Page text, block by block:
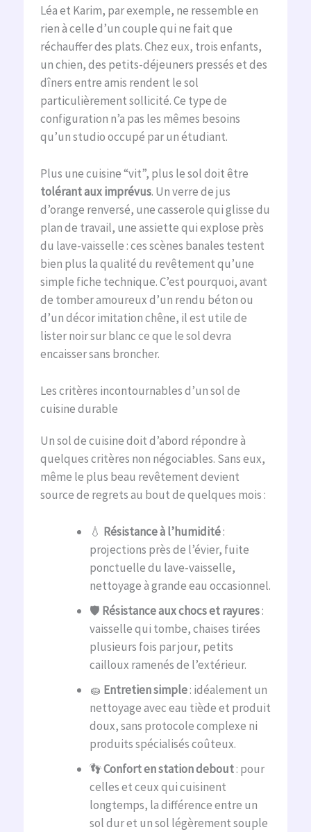
Léa et Karim, par exemple, ne ressemble en
rien à celle d’un couple qui ne fait que
réchauffer des plats. Chez eux, trois enfants,
un chien, des petits-déjeuners pressés et des
dîners entre amis rendent le sol
particulièrement sollicité. Ce type de
configuration n’a pas les mêmes besoins
qu’un studio occupé par un étudiant.
Plus une cuisine “vit”, plus le sol doit être
tolérant aux imprévus. Un verre de jus
d’orange renversé, une casserole qui glisse du
plan de travail, une assiette qui explose près
du lave-vaisselle : ces scènes banales testent
bien plus la qualité du revêtement qu’une
simple fiche technique. C’est pourquoi, avant
de tomber amoureux d’un rendu béton ou
d’un décor imitation chêne, il est utile de
lister noir sur blanc ce que le sol devra
encaisser sans broncher.
Les critères incontournables d’un sol de
cuisine durable
Un sol de cuisine doit d’abord répondre à
quelques critères non négociables. Sans eux,
même le plus beau revêtement devient
source de regrets au bout de quelques mois :
💧 Résistance à l’humidité:
projections près de l’évier, fuite
ponctuelle du lave-vaisselle,
nettoyage à grande eau occasionnel.
🛡️ Résistance aux chocs et rayures:
vaisselle qui tombe, chaises tirées
plusieurs fois par jour, petits
cailloux ramenés de l’extérieur.
🧽 Entretien simple: idéalement un
nettoyage avec eau tiède et produit
doux, sans protocole complexe ni
produits spécialisés coûteux.
👣Confort en station debout: pour
celles et ceux qui cuisinent
longtemps, la différence entre un
sol dur et un sol légèrement souple